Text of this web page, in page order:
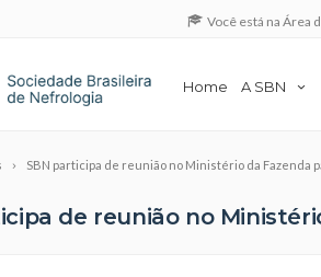
Você está na Área
Home A SBN
SBN participa de reunião no Ministério da
de reunião no